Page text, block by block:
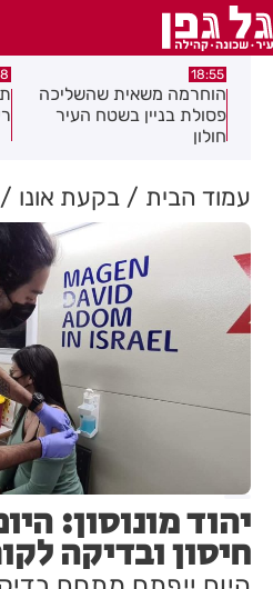
18:55
הוחרמה משאית שהשליכה
פסולת בניין בשטח העיר
חולון
עמוד הבית בקעת אונו
יהוד מונוסון:
חיסון ובדיקה